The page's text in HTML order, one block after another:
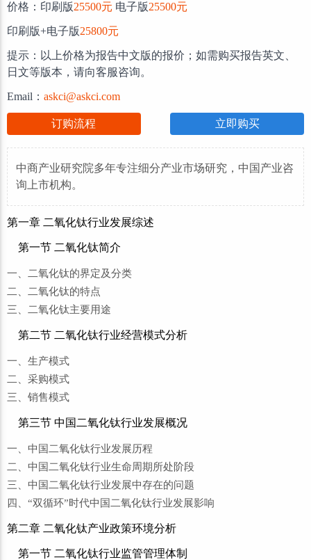
价格：印刷版25500元 电子版25500元
印刷版+电子版25800元
提示：以上价格为报告中文版的报价；如需购买报告英文、
日文等版本，请向客服咨询。
Email： askci@askci.com
订购流程 立即购买
中商产业研究院多年专注细分产业市场研究，中国产业咨
询上市机构。
第一章 二氧化钛行业发展综述
第一节 二氧化钛简介
一、二氧化钛的界定及分类
二、二氧化钛的特点
三、二氧化钛主要用途
第二节 二氧化钛行业经营模式分析
一、生产模式
二、采购模式
三、销售模式
第三节 中国二氧化钛行业发展概况
一、中国二氧化钛行业发展历程
二、中国二氧化钛行业生命周期所处阶段
三、中国二氧化钛行业发展中存在的问题
四、“双循环”时代中国二氧化钛行业发展影响
第二章 二氧化钛产业政策环境分析
第一节 二氧化钛行业监管管理体制